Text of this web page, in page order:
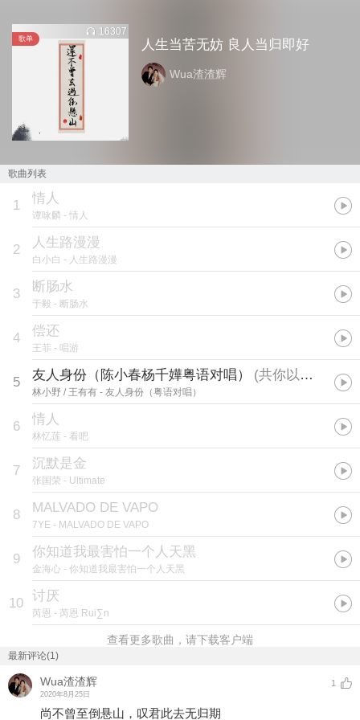
歌单
16307
人生当苦无妨 良人当归即好
Wua渣渣辉
歌曲列表
1 情人
谭咏麟 - 情人
2 人生路漫漫
白小白 - 人生路漫漫
3 断肠水
于毅 - 断肠水
4 偿还
王菲 - 唱游
5 友人身份（陈小春杨千嬅粤语对唱） (共你以友人身份，谈情说爱几遍
林小野 / 王有有 - 友人身份（粤语对唱）
6 情人
林忆莲 - 看吧
7 沉默是金
张国荣 - Ultimate
8 MALVADO DE VAPO
7YE - MALVADO DE VAPO
9 你知道我最害怕一个人天黑
金海心 - 你知道我最害怕一个人天黑
10 讨厌
芮恩 - 芮恩 Rui∑n
查看更多歌曲，请下载客户端
最新评论(1)
Wua渣渣辉
2020年8月25日
1
尚不曾至倒悬山，叹君此去无归期